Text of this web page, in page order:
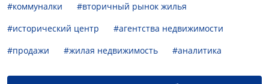
#коммуналки
#вторичный рынок жилья
#исторический центр
#агентства недвижимости
#продажи
#жилая недвижимость #аналитика